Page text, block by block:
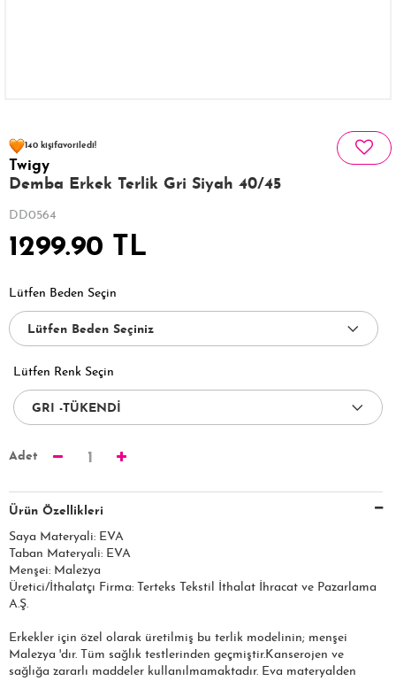
140 kişifavoriledi!
24 kişi
294 kişi
Twigy
Demba Erkek Terlik Gri Siyah 40/45
DD0564
1299.90 TL
Lütfen Beden Seçin
Lütfen Renk Seçin
Adet 1
Ürün Özellikleri
Saya Materyali: EVA
Taban Materyali: EVA
Menşei: Malezya
Üretici/İthalatçı Firma: Terteks Tekstil İthalat İhracat ve Pazarlama
A.Ş.​​​
Erkekler için özel olarak üretilmiş bu terlik modelinin; menşei
Malezya 'dır. Tüm sağlık testlerinden geçmiştir.Kanserojen ve
sağlığa zararlı maddeler kullanılmamaktadır. Eva materyalden